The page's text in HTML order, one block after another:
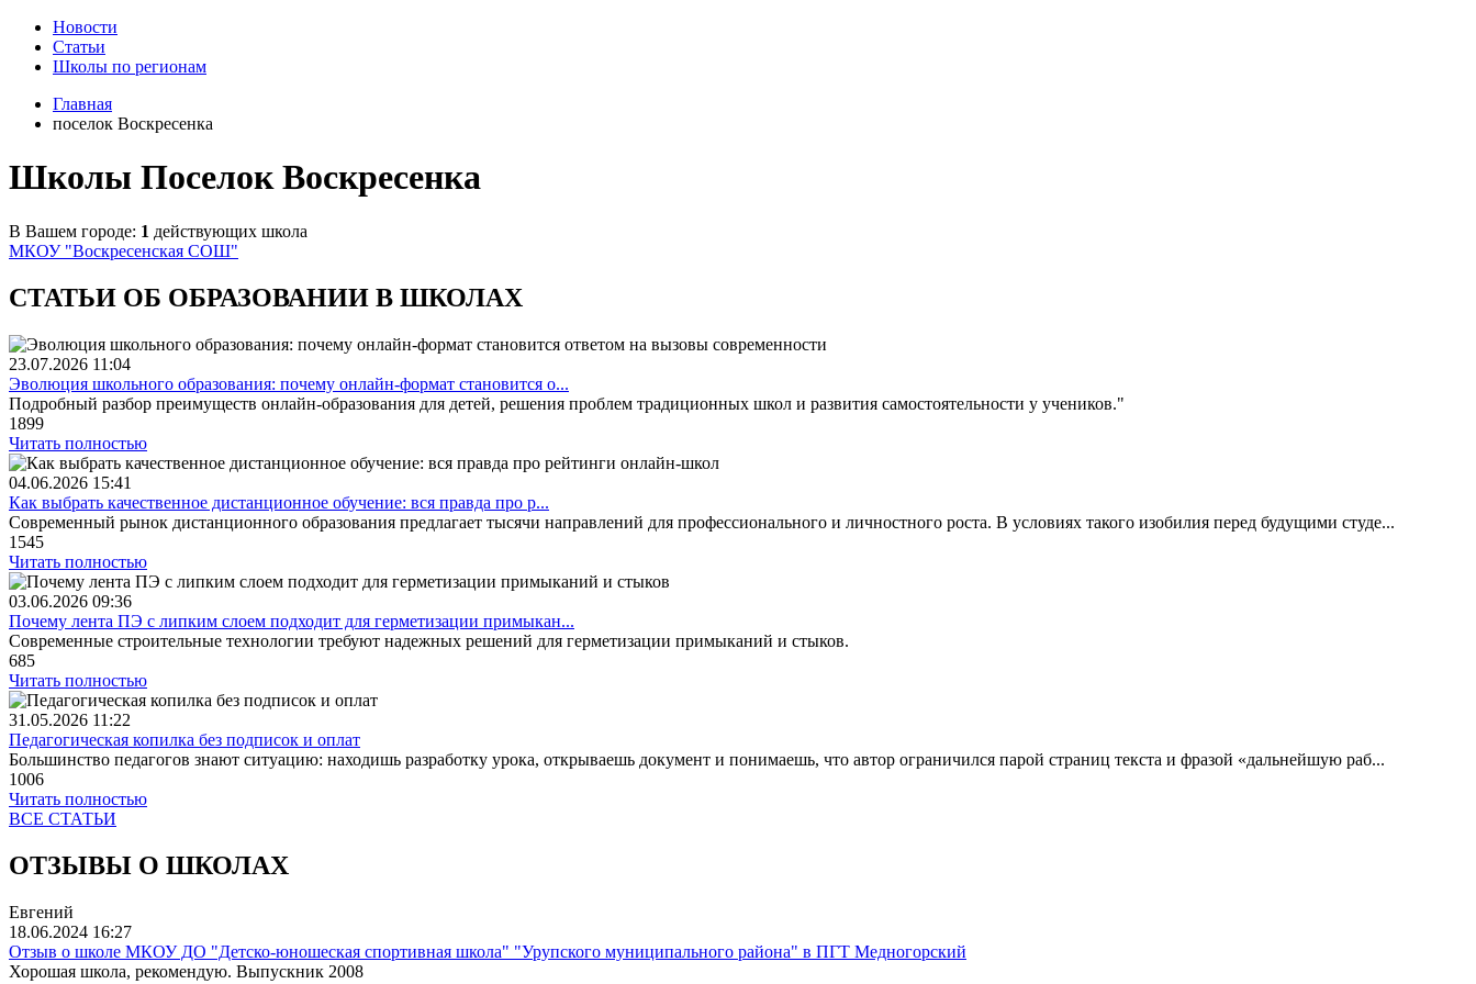
Новости
Статьи
Школы по регионам
Главная
поселок Воскресенка
Школы Поселок Воскресенка
В Вашем городе: 1 действующих школа
МКОУ "Воскресенская СОШ"
СТАТЬИ ОБ ОБРАЗОВАНИИ В ШКОЛАХ
23.07.2026 11:04
Эволюция школьного образования: почему онлайн-формат становится о...
Подробный разбор преимуществ онлайн-образования для детей, решения проблем традиционных школ и развития самостоятельности у учеников."
1899
Читать полностью
04.06.2026 15:41
Как выбрать качественное дистанционное обучение: вся правда про р...
Современный рынок дистанционного образования предлагает тысячи направлений для профессионального и личностного роста. В условиях такого изобилия перед будущими студе...
1545
Читать полностью
03.06.2026 09:36
Почему лента ПЭ с липким слоем подходит для герметизации примыкан...
Современные строительные технологии требуют надежных решений для герметизации примыканий и стыков.
685
Читать полностью
31.05.2026 11:22
Педагогическая копилка без подписок и оплат
Большинство педагогов знают ситуацию: находишь разработку урока, открываешь документ и понимаешь, что автор ограничился парой страниц текста и фразой «дальнейшую раб...
1006
Читать полностью
ВСЕ СТАТЬИ
ОТЗЫВЫ О ШКОЛАХ
Евгений
18.06.2024 16:27
Отзыв о школе МКОУ ДО "Детско-юношеская спортивная школа" "Урупского муниципального района" в ПГТ Медногорский
Хорошая школа, рекомендую. Выпускник 2008